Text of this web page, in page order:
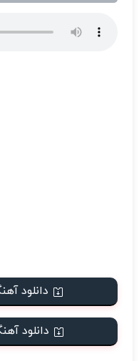
دانلود
دانلود